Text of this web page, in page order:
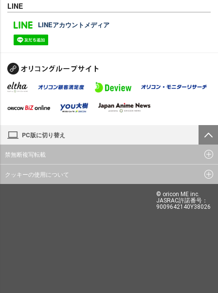
LINE
LINEアカウントメディア
PC版に切り替え
禁無断複写転載
クッキーの使用について
© oricon ME inc.
JASRAC許諾番号：
9009642140Y38026